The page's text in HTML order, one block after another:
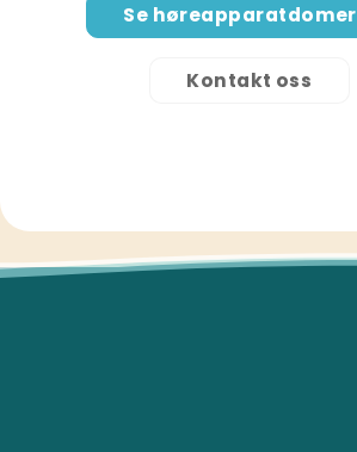
Se høreapparatdomer
Kontakt oss